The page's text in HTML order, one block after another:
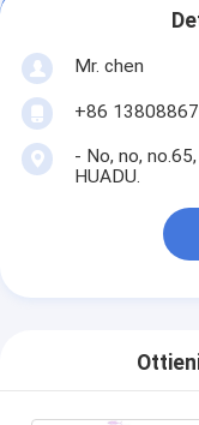
Mr. chen
+86
- No, no,
HUADU.